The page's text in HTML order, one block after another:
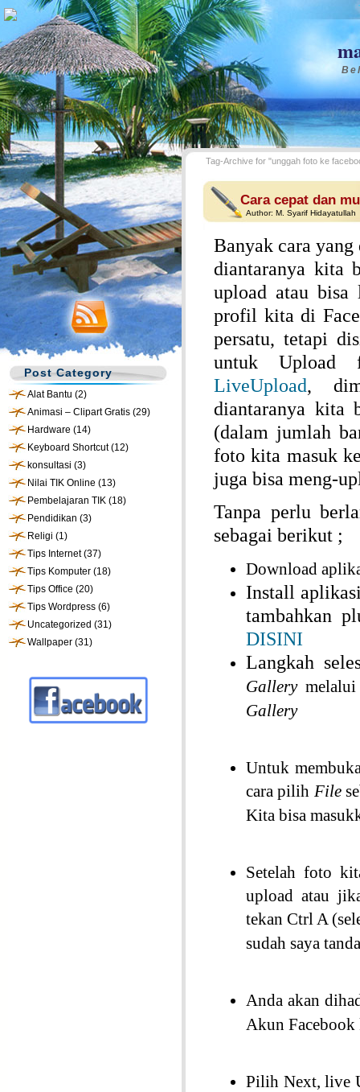
Post Category
Alat Bantu (2)
Animasi – Clipart Gratis (29)
Hardware (14)
Keyboard Shortcut(12)
konsultasi (3)
Nilai TIK Online (13)
Pembelajaran TIK (18)
Pendidikan (3)
Religi (1)
Tips Internet(37)
Tips Komputer (18)
Tips Office (20)
Tips Wordpress (6)
Uncategorized (31)
Wallpaper (31)
Tag-Archive for "unggah foto ke
Cara cepat dan
Author: M. Syarif Hidayatullah
Banyak cara
diantaranya kita
upload atau bisa
profil kita di
persatu, tetapi
untuk Upload
LiveUpload,
diantaranya kita
(dalam jumlah
foto kita masuk
juga bisa meng-
Tanpa perlu
sebagai berikut ;
Download
Install
tambahkan
DISINI
Langkah
Gallery
Gallery
Untuk
cara pilih File
Kita bisa
Setelah foto
upload atau
tekan Ctrl A
sudah saya
Anda akan
Akun Facebook
Pilih Next, live